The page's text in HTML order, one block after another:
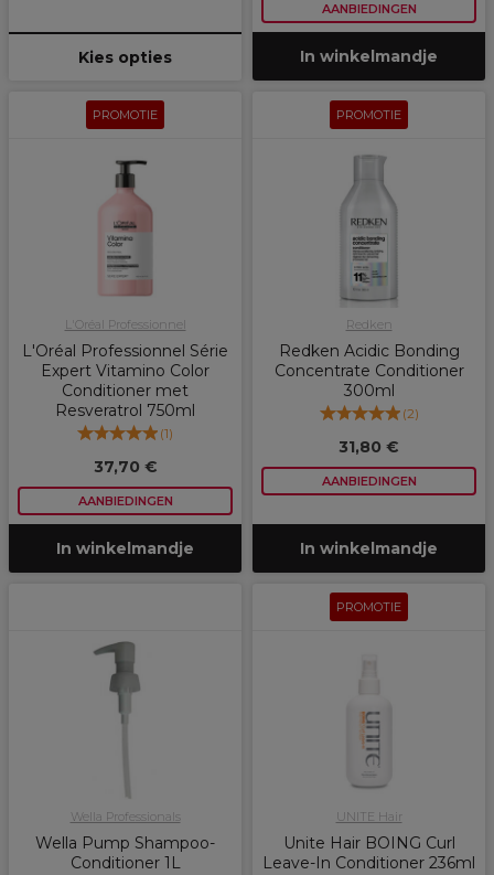
Kies opties
AANBIEDINGEN
In winkelmandje
PROMOTIE
L'Oréal Professionnel
L'Oréal Professionnel Série
Expert Vitamino Color
Conditioner met
Resveratrol 750ml
(1)
37,70 €
AANBIEDINGEN
In winkelmandje
PROMOTIE
Redken
Redken Acidic Bonding
Concentrate Conditioner
300ml
(2)
31,80 €
AANBIEDINGEN
In winkelmandje
Wella Professionals
Wella Pump Shampoo-
Conditioner 1L
PROMOTIE
UNITE Hair
Unite Hair BOING Curl
Leave-In Conditioner 236ml